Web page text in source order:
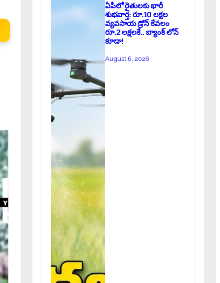
ఏపీలో రైతులకు భారీ
శుభవార్త: రూ.10 లక్షల
వ్యవసాయ డ్రోన్ కేవలం
రూ.2 లక్షలకే.. బ్యాంక్ లోన్
కూడా!
August 6, 2026